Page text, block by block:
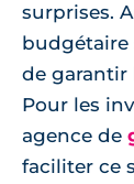
surprises.
budgétaire
de garantir
Pour les
agence de
faciliter ce